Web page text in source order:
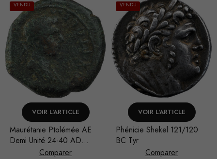
VENDU
VOIR L'ARTICLE
Maurétanie Ptolémée AE
Demi Unité 24-40 AD
Comparer
VENDU
VOIR L'ARTICLE
Phénicie Shekel 121/120
BC Tyr
Comparer